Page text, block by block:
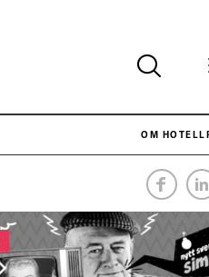
OM
NÄR HOTELLREVYN SLOG SVENSKT